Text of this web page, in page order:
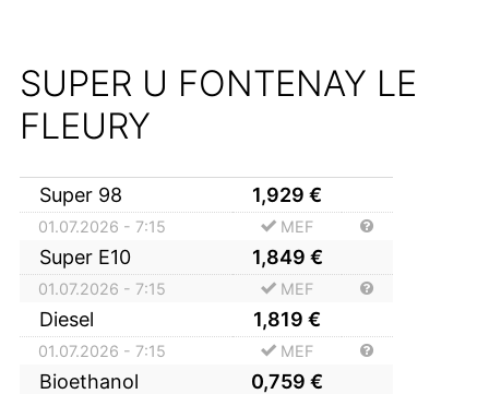
SUPER U FONTENAY LE
FLEURY
Super 98 1,929 €
01.07.2026 - 7:15 MEF
Super E10 1,849 €
01.07.2026 - 7:15 MEF
Diesel 1,819 €
01.07.2026 - 7:15 MEF
Bioethanol 0,759 €